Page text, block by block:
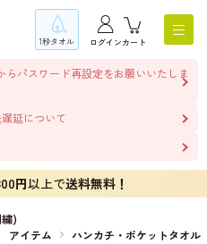
1秒タオル ログインカート
らパスワード再設定をお願いいたしま
延について
円以上で送料無料！
)
アイテム
ハンカチ・ポケットタオル